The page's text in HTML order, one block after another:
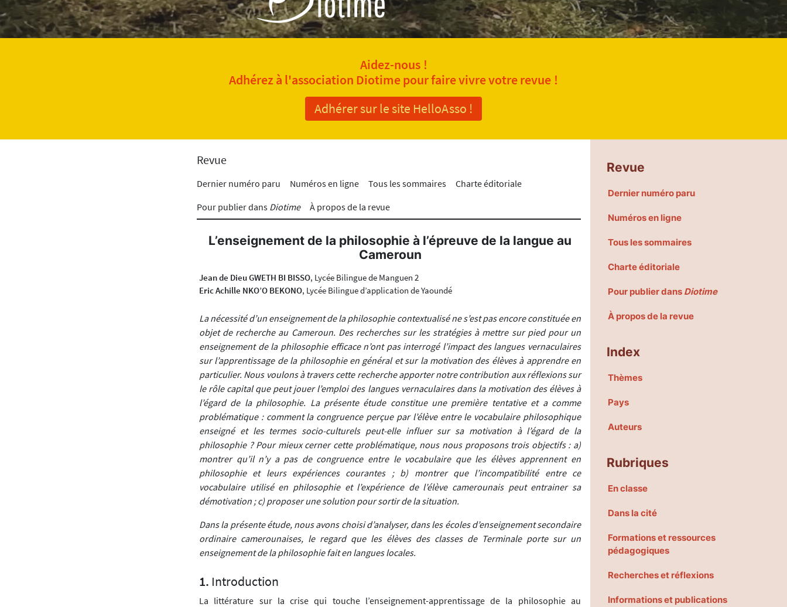
Aidez-nous !
Adhérez à l'association Diotime pour faire vivre votre revue !
Adhérer sur le site HelloAsso !
Revue
Dernier numéro paru Numéros en ligne Tous les sommaires
Charte éditoriale
Pour publier dans Diotime À propos de la revue
L’enseignement de la philosophie à l’épreuve de la langue au
Cameroun
Jean de Dieu GWETH BI BISSO, Lycée Bilingue de Manguen 2
Eric Achille NKO’O BEKONO, Lycée Bilingue d’application de Yaoundé
La nécessité d’un enseignement de la philosophie contextualisé ne s’est pas encore constituée en
objet de recherche au Cameroun. Des recherches sur les stratégies à mettre sur pied pour un
enseignement de la philosophie efficace n’ont pas interrogé l’impact des langues vernaculaires
sur l’apprentissage de la philosophie en général et sur la motivation des élèves à apprendre en
particulier. Nous voulons à travers cette recherche apporter notre contribution aux réflexions sur
le rôle capital que peut jouer l’emploi des langues vernaculaires dans la motivation des élèves à
l’égard de la philosophie. La présente étude constitue une première tentative et a comme
problématique : comment la congruence perçue par l’élève entre le vocabulaire philosophique
enseigné et les termes socio-culturels peut-elle influer sur sa motivation à l’égard de la
philosophie ? Pour mieux cerner cette problématique, nous nous proposons trois objectifs : a)
montrer qu’il n’y a pas de congruence entre le vocabulaire que les élèves apprennent en
philosophie et leurs expériences courantes ; b) montrer que l’incompatibilité entre ce
vocabulaire utilisé en philosophie et l’expérience de l’élève camerounais peut entrainer sa
démotivation ; c) proposer une solution pour sortir de la situation.
Dans la présente étude, nous avons choisi d’analyser, dans les écoles d’enseignement secondaire
ordinaire camerounaises, le regard que les élèves des classes de Terminale porte sur un
enseignement de la philosophie fait en langues locales.
Introduction
La littérature sur la crise qui touche l’enseignement-apprentissage de la philosophie au
Revue
Dernier numéro paru
Numéros en ligne
Tous les sommaires
Charte éditoriale
Pour publier dans Diotime
À propos de la revue
Index
Thèmes
Pays
Auteurs
Rubriques
En classe
Dans la cité
Formations et ressources
pédagogiques
Recherches et réflexions
Informations et publications